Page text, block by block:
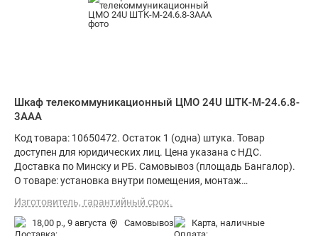
Шкаф телекоммуникационный ЦМО 24U ШТК-М-24.6.8-
3ААА
Код товара: 10650472. Остаток 1 (одна) штука. Товар
доступен для юридических лиц. Цена указана с НДС.
Доставка по Минску и РБ. Самовывоз (площадь Бангалор).
О товаре: установка внутри помещения, монтаж
защиты IP20, ВхШхГ: 124.5x60x80 см
Изготовитель, гарантийный срок.
18,00 р., 9 августа Самовывоз карта, наличные